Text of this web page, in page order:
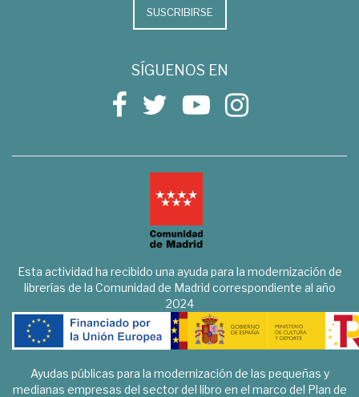
SUSCRIBIRSE
SÍGUENOS EN
Esta actividad ha recibido una ayuda para la modernización de
librerías de la Comunidad de Madrid correspondiente al año
2024
Ayudas públicas para la modernización de las pequeñas y
medianas empresas del sector del libro en el marco del Plan de